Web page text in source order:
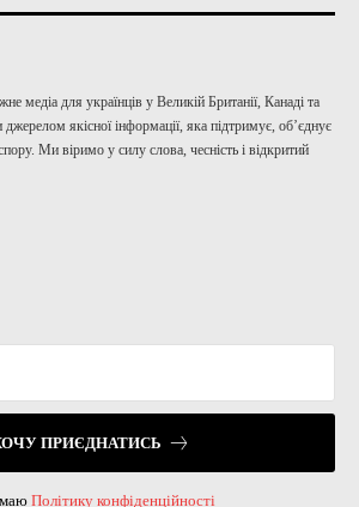
медіа для українців у Великій Британії, Канаді та
якісної інформації, яка підтримує, об’єднує
Ми віримо у силу слова, чесність і відкритий
ПРИЄДНАТИСЬ
Політику конфіденційності